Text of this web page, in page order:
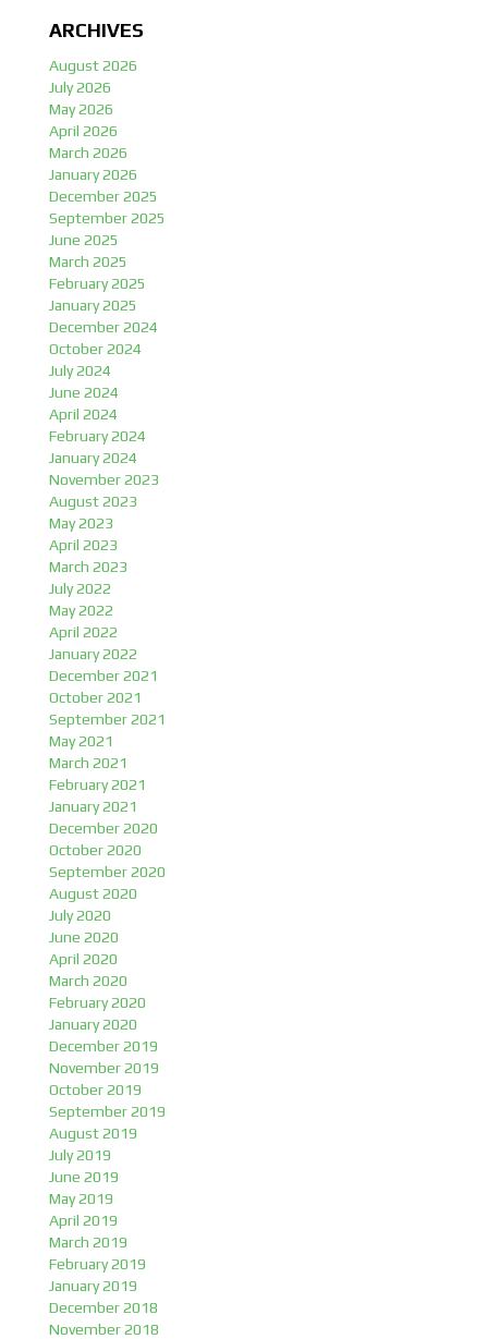
ARCHIVES
August 2026
July 2026
May 2026
April 2026
March 2026
January 2026
December 2025
September 2025
June 2025
March 2025
February 2025
January 2025
December 2024
October 2024
July 2024
June 2024
April 2024
February 2024
January 2024
November 2023
August 2023
May 2023
April 2023
March 2023
July 2022
May 2022
April 2022
January 2022
December 2021
October 2021
September 2021
May 2021
March 2021
February 2021
January 2021
December 2020
October 2020
September 2020
August 2020
July 2020
June 2020
April 2020
March 2020
February 2020
January 2020
December 2019
November 2019
October 2019
September 2019
August 2019
July 2019
June 2019
May 2019
April 2019
March 2019
February 2019
January 2019
December 2018
November 2018